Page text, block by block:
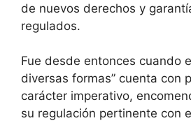
de nuevos derechos y
regulados.
Fue desde entonces cuando
diversas formas” cuenta con
carácter imperativo,
su regulación pertinente con